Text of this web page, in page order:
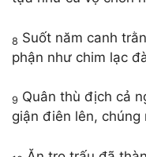
8 Suốt năm canh
phận như chim lạc
9 Quân thù địch cả
giận điên lên, chúng